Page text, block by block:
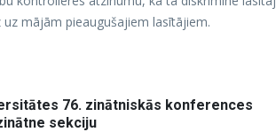
mājām pieaugušajiem lasītājiem.
76. zinātniskās konferences
sekciju